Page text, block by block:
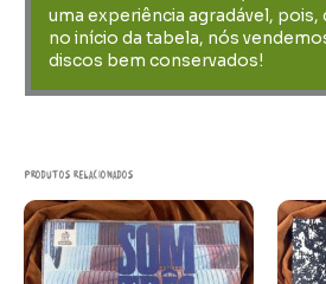
uma experiência agradável,
no início da tabela, nós
discos bem conservados!
Produtos relacionados